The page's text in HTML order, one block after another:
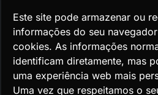
Este site pode armazenar ou
informações do seu
cookies. As informações
identificam diretamente, mas
uma experiência web mais
Uma vez que respeitamos o
Copyright 2026 Faciap. Todos os
Desenvolvido por Zion ACES.